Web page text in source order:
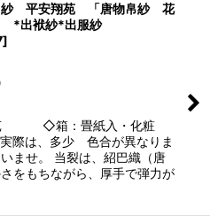
紗 平安翔苑 「唐物帛紗 花
*出袱紗*出服紗
]
◇箱：畳紙入・化粧
、多少 色合が異なりま
ませ。 当裂は、紹巴織（唐
をもちながら、厚手で弾力が